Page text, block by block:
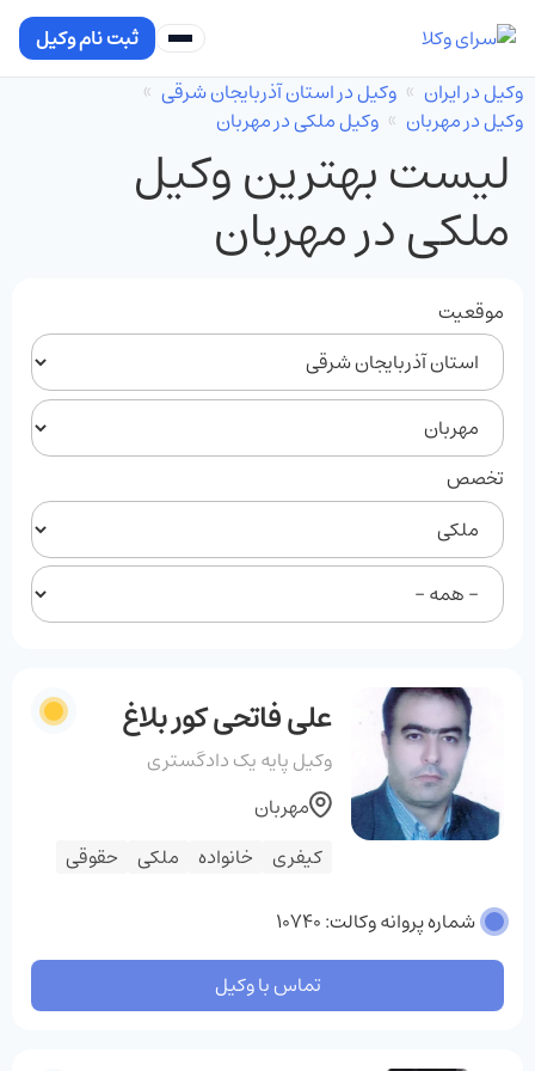
ثبت نام وکیل
وکیل در ایران
وکیل در استان آذربایجان شرقی
وکیل در مهربان
وکیل ملکی در مهربان
لیست بهترین وکیل
ملکی در مهربان
موقعیت
تخصص
علی فاتحی کور بلاغ
وکیل پایه یک دادگستری
کیفری خانواده ملکی حقوقی
مهربان
شماره پروانه وکالت: 10740
تماس با وکیل